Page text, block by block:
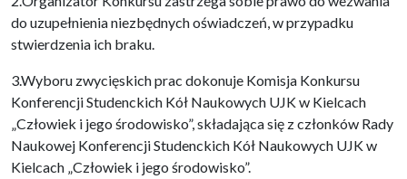
do uzupełnienia niezbędnych oświadczeń, w przypadku
stwierdzenia ich braku.
3.Wyboru zwycięskich prac dokonuje Komisja Konkursu
Konferencji Studenckich Kół Naukowych UJK w Kielcach
„Człowiek i jego środowisko”, składająca się z członków Rady
Naukowej Konferencji Studenckich Kół Naukowych UJK w
Kielcach „Człowiek i jego środowisko”.